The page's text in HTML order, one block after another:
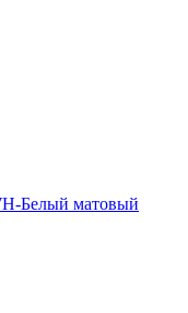
Белый матовый